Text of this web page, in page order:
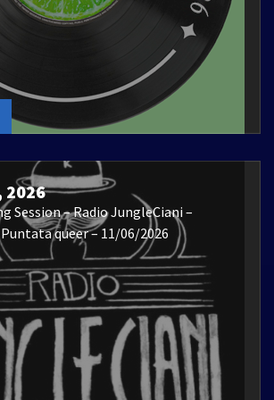
2026
Session – Radio JungleCiani –
queer – 11/06/2026